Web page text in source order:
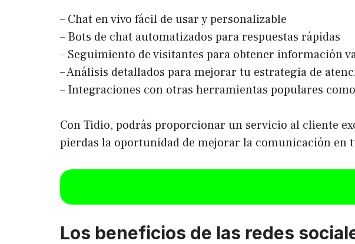
– Chat en vivo fácil de usar y personalizable
– Bots de chat automatizados para respuestas rápidas
– Seguimiento de visitantes para obtener información
– Análisis detallados para mejorar tu estrategia de
– Integraciones con otras herramientas populares
Con Tidio, podrás proporcionar un servicio al cliente
pierdas la oportunidad de mejorar la comunicación en
Los beneficios de las redes